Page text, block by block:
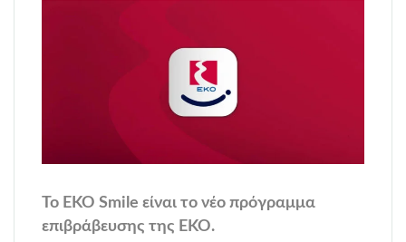
Το ΕΚΟ Smile είναι το νέο πρόγραμμα
επιβράβευσης της ΕΚΟ.